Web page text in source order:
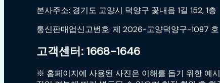
본사주소: 경기도 고양시 덕양구 꽃내음 1길 152, 1층
통신판매업신고번호: 제 2026-고양덕양구-1087 호
고객센터: 1668-1646
※ 홈페이지에 사용된 사진은 이해를 돕기 위한 예